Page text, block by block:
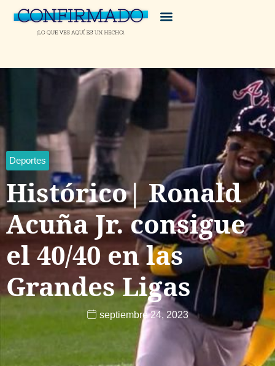
Deportes
Histórico| Ronald
Acuña Jr. consigue
el 40/40 en las
Grandes Ligas
septiembre 24, 2023